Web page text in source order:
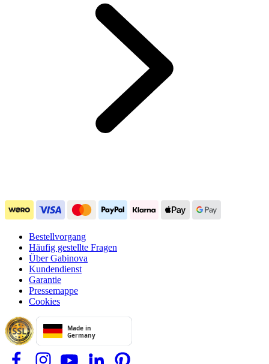
Bestellvorgang
Häufig gestellte Fragen
Über Gabinova
Kundendienst
Garantie
Pressemappe
Cookies